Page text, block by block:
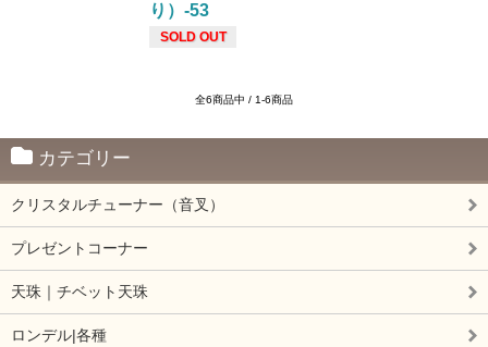
り）-53
SOLD OUT
全6商品中 / 1-6商品
カテゴリー
クリスタルチューナー（音叉）
プレゼントコーナー
天珠｜チベット天珠
ロンデル|各種